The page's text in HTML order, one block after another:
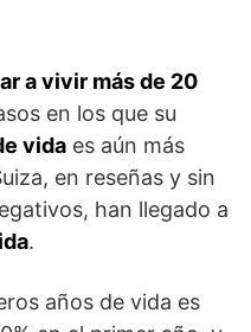
a vivir más de 20
en los que su
vida es aún más
en reseñas y sin
han llegado a
.
años de vida es